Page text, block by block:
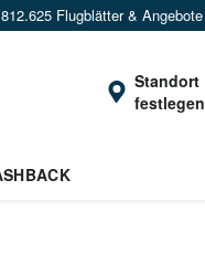
Flugblätter & Angebote
Standort
festlegen